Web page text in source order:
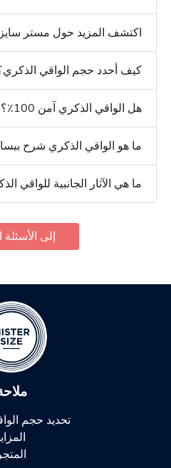
اكتشف المزيد حول مستر سايز
كيف أحدد حجم الواقي
هل الواقي الذكري آمن 100٪؟
ما هو الواقي الذكري شرح
ما هي الآثار الجانبية للواقي
إلى الأسئلة
تحديد حجم
المتجر